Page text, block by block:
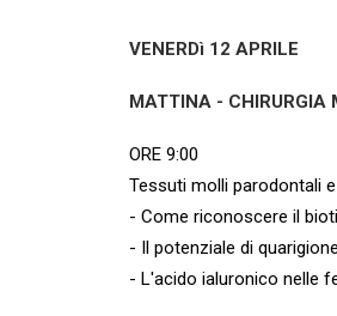
VENERDì 12 APRILE
MATTINA - CHIRURGIA
ORE 9:00
Tessuti molli parodontali
- Come riconoscere il
- Il potenziale di
- L'acido ialuronico nelle